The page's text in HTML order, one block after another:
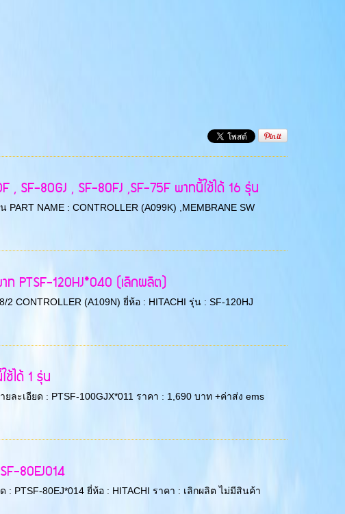
, SF-80GJ , SF-80FJ ,SF-75F พาทนี้ใช้ได้ 16 รุ่น
NAME : CONTROLLER (A099K) ,MEMBRANE SW
ท PTSF-120HJ*040 (เลิกผลิต)
CONTROLLER (A109N) ยี่ห้อ : HITACHI รุ่น : SF-120HJ
ได้ 1 รุ่น
ละเอียด : PTSF-100GJX*011 ราคา : 1,690 บาท +ค่าส่ง ems
80EJ014
: PTSF-80EJ*014 ยี่ห้อ : HITACHI ราคา : เลิกผลิต ไม่มีสินค้า